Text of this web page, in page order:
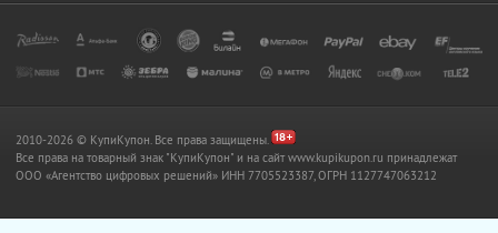
2010-2026 © КупиКупон. Все права защищены.
Все права на товарный знак "КупиКупон" и на сайт www.kupikupon.ru принадлежат
OOO «Агентство цифровых решений» ИНН 7705523387, ОГРН 1127747063212